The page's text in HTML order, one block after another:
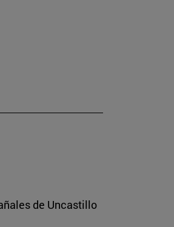
de Uncastillo